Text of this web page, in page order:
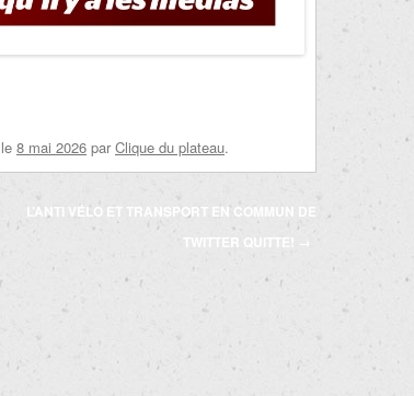
le 8 mai 2026 par Clique du plateau.
L’ANTI VÉLO ET TRANSPORT EN COMMUN DE
TWITTER QUITTE!
→